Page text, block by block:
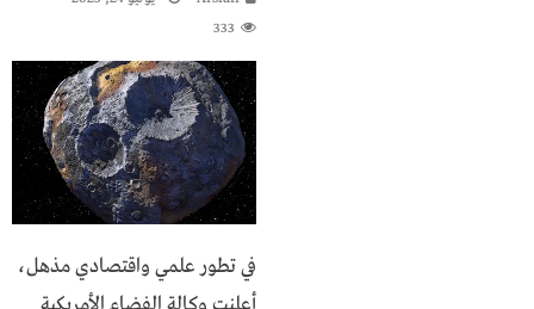
333
في تطور علمي واقتصادي مذهل،